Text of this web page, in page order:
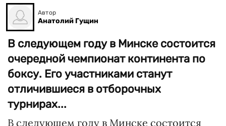
Автор
Анатолий Гущин
В следующем году в Минске состоится
очередной чемпионат континента по
боксу. Его участниками станут
отличившиеся в отборочных
турнирах...
В следующем году в Минске состоится